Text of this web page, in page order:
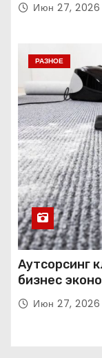
Июн 27, 2026
РАЗНОЕ
Аутсорсинг
бизнес
Июн 27, 2026